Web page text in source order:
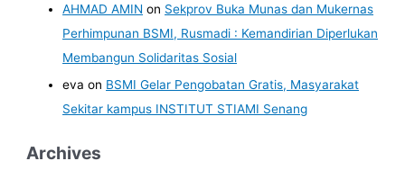
AHMAD AMIN on Sekprov Buka Munas dan Mukernas
Perhimpunan BSMI, Rusmadi : Kemandirian Diperlukan
Membangun Solidaritas Sosial
eva on BSMI Gelar Pengobatan Gratis, Masyarakat
Sekitar kampus INSTITUT STIAMI Senang
Archives